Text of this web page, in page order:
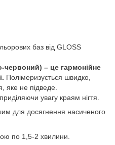
баз від GLOSS
червоний) – це гармонійне
Полімеризується швидко,
яке не підведе.
увагу краям нігтя.
для досягнення насиченого
по 1,5-2 хвилини.